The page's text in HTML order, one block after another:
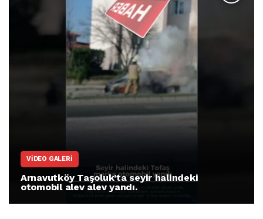
VIDEO GALERI
Arnavutköy Taşoluk’ta seyir halindeki
otomobil alev alev yandı.